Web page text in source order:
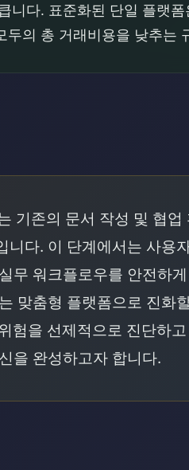
니다. 표준화된 단일 플랫
의 총 거래비용을 낮추는
기존의 문서 작성 및 협
다. 이 단계에서는 사용
무 워크플로우를 안전하
맞춤형 플랫폼으로 진화
험을 선제적으로 진단하
을 완성하고자 합니다.